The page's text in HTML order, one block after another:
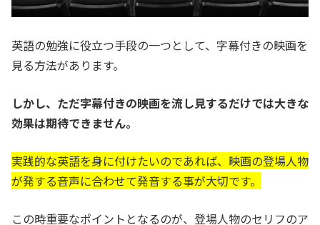
英語の勉強に役立つ手段の一つとして、字幕付きの映画を
見る方法があります。
しかし、ただ字幕付きの映画を流し見するだけでは大きな
効果は期待できません。
実践的な英語を身に付けたいのであれば、映画の登場人物
が発する音声に合わせて発音する事が大切です。
この時重要なポイントとなるのが、登場人物のセリフのア